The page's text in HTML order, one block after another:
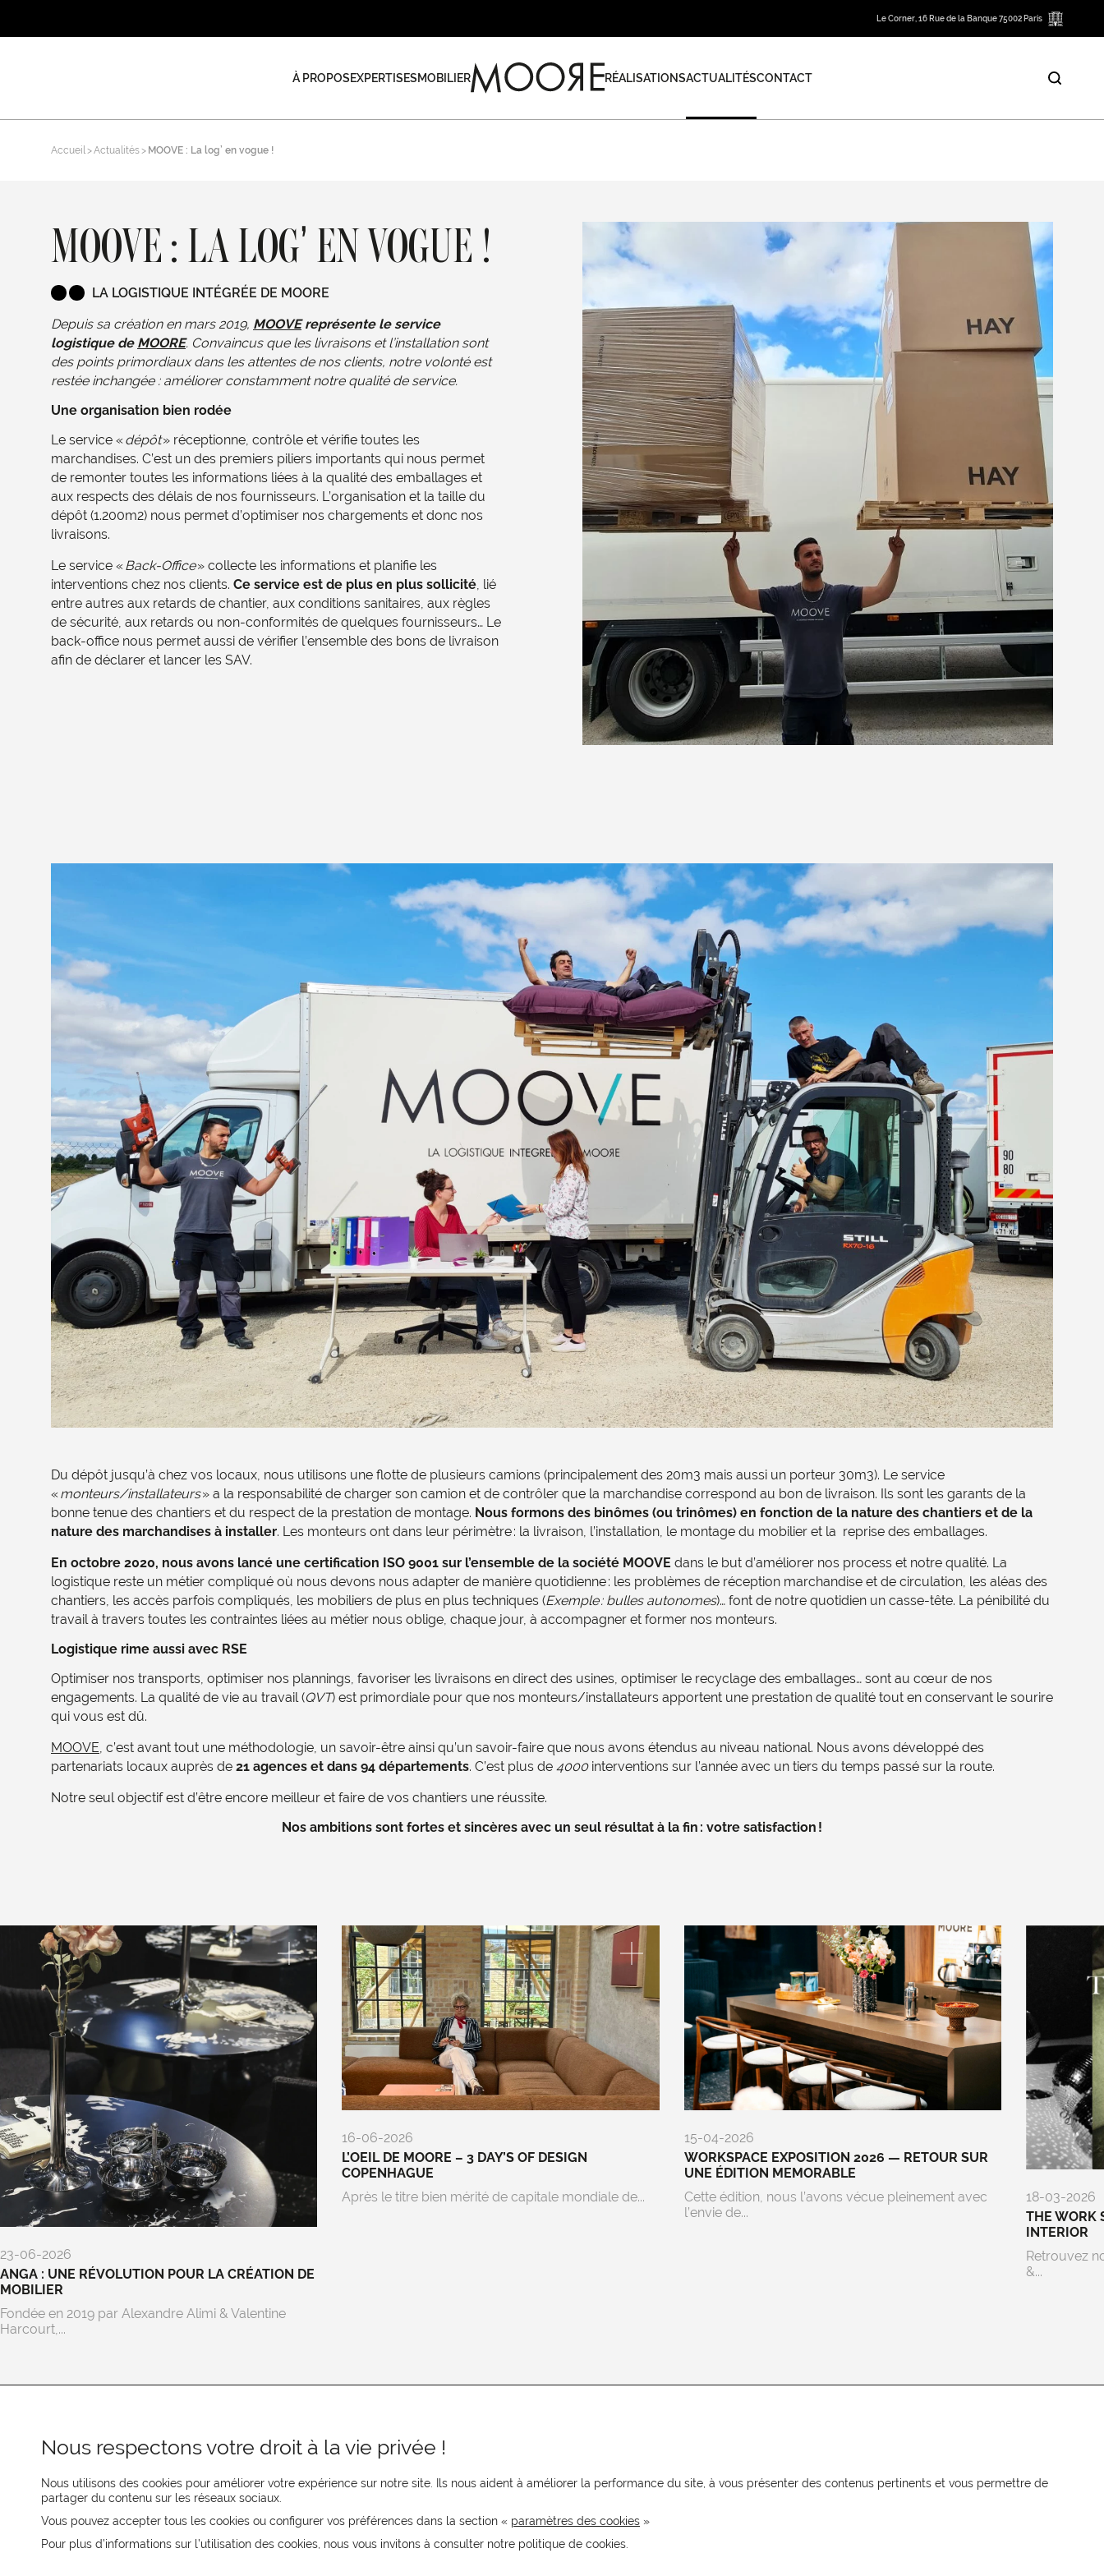
Le Corner, 16 Rue de la Banque 75002 Paris
À PROPOSEXPERTISESMOBILIER RÉALISATIONSACTUALITÉSCONTACT
Accueil Actualités MOOVE : La log’ en vogue !
MOOVE : LA LOG’ EN VOGUE !
LA LOGISTIQUE INTÉGRÉE DE MOORE
Depuis sa création en mars 2019, MOOVEreprésente le service
logistique de MOORE. Convaincus que les livraisons et l’installation sont
des points primordiaux dans les attentes de nos clients, notre volonté est
restée inchangée : améliorer constamment notre qualité de service.
Une organisation bien rodée
Le service «dépôt» réceptionne, contrôle et vérifie toutes les
marchandises. C’est un des premiers piliers importants qui nous permet
de remonter toutes les informations liées à la qualité des emballages et
aux respects des délais de nos fournisseurs. L’organisation et la taille du
dépôt (1.200m2) nous permet d’optimiser nos chargements et donc nos
livraisons.
Le service «Back-Office» collecte les informations et planifie les
interventions chez nos clients. Ce service est de plus en plus sollicité, lié
entre autres aux retards de chantier, aux conditions sanitaires, aux règles
de sécurité, aux retards ou non-conformités de quelques fournisseurs… Le
back-office nous permet aussi de vérifier l’ensemble des bons de livraison
afin de déclarer et lancer les SAV.
Du dépôt jusqu’à chez vos locaux, nous utilisons une flotte de plusieurs camions (principalement des 20m3 mais aussi un porteur 30m3). Le service
«monteurs/installateurs» a la responsabilité de charger son camion et de contrôler que la marchandise correspond au bon de livraison. Ils sont les garants de la
bonne tenue des chantiers et du respect de la prestation de montage. Nous formons des binômes (ou trinômes) en fonction de la nature des chantiers et de la
nature des marchandises à installer. Les monteurs ont dans leur périmètre : la livraison, l’installation, le montage du mobilier et la reprise des emballages.
En octobre 2020, nous avons lancé une certification ISO 9001 sur l’ensemble de la société MOOVE dans le but d’améliorer nos process et notre qualité. La
logistique reste un métier compliqué où nous devons nous adapter de manière quotidienne : les problèmes de réception marchandise et de circulation, les aléas des
chantiers, les accès parfois compliqués, les mobiliers de plus en plus techniques (Exemple : bulles autonomes)… font de notre quotidien un casse-tête. La pénibilité du
travail à travers toutes les contraintes liées au métier nous oblige, chaque jour, à accompagner et former nos monteurs.
Logistique rime aussi avec RSE
Optimiser nos transports, optimiser nos plannings, favoriser les livraisons en direct des usines, optimiser le recyclage des emballages… sont au cœur de nos
engagements. La qualité de vie au travail (QVT) est primordiale pour que nos monteurs/installateurs apportent une prestation de qualité tout en conservant le sourire
qui vous est dû.
MOOVE , c’est avant tout une méthodologie, un savoir-être ainsi qu’un savoir-faire que nous avons étendus au niveau national. Nous avons développé des
partenariats locaux auprès de 21 agences et dans 94 départements. C’est plus de 4000interventions sur l’année avec un tiers du temps passé sur la route.
Notre seul objectif est d’être encore meilleur et faire de vos chantiers une réussite.
Nos ambitions sont fortes et sincères avec un seul résultat à la fin : votre satisfaction !
23-06-2026
ANGA : UNE RÉVOLUTION POUR LA CRÉATION DE
MOBILIER
Fondée en 2019 par Alexandre Alimi & Valentine
Harcourt,...
16-06-2026
L’OEIL DE MOORE – 3 DAY’S OF DESIGN
COPENHAGUE
Après le titre bien mérité de capitale mondiale de...
15-04-2026
WORKSPACE EXPOSITION 2026 — RETOUR SUR
UNE ÉDITION MEMORABLE
Cette édition, nous l’avons vécue pleinement avec
l’envie de...
18-03-2026
THE WORK
INTERIOR
Retrouvez
&...
REJOIGNEZ-NOUS
CONTACTEZ-NOUS
Recevez les actualités MOORE en
Nous respectons votre droit à la vie privée !
Nous utilisons des cookies pour améliorer votre expérience sur notre site. Ils nous aident à améliorer la performance du site, à vous présenter des contenus pertinents et vous permettre de
partager du contenu sur les réseaux sociaux.
Vous pouvez accepter tous les cookies ou configurer vos préférences dans la section « paramètres des cookies »
Pour plus d’informations sur l’utilisation des cookies, nous vous invitons à consulter notre politique de cookies.